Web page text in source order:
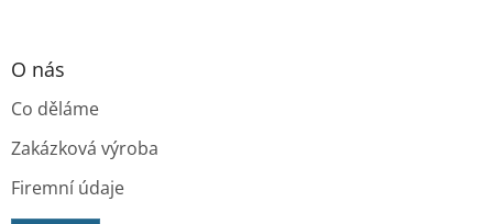
O nás
Co děláme
Zakázková výroba
Firemní údaje